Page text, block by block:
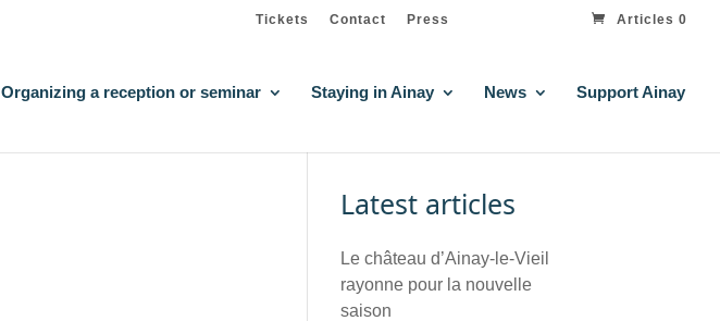
Tickets Contact Press Articles 0
Organizing a reception or seminar Staying in Ainay News Support Ainay
Latest articles
Le château d’Ainay-le-Vieil
rayonne pour la nouvelle
saison